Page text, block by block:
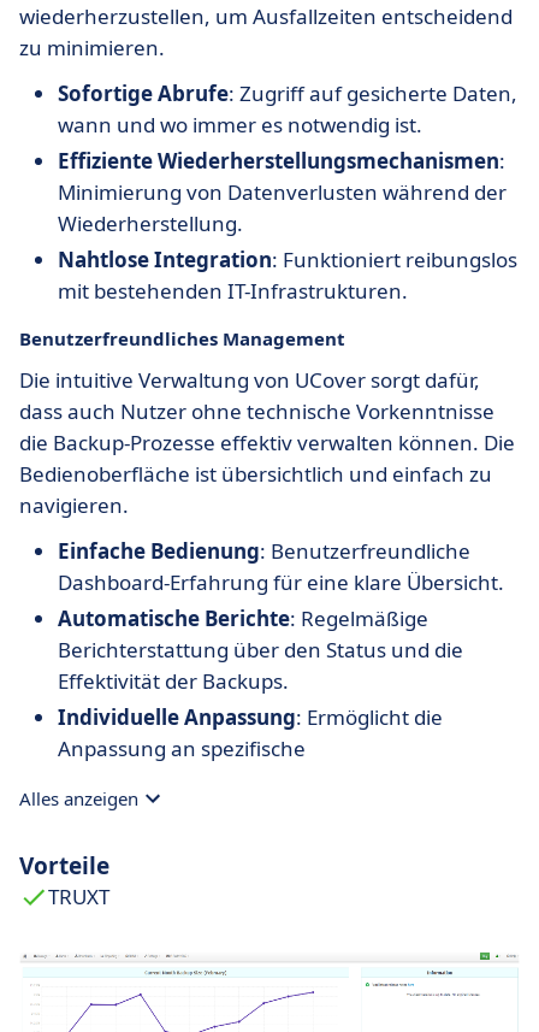
wiederherzustellen, um Ausfallzeiten entscheidend
zu minimieren.
Sofortige Abrufe: Zugriff auf gesicherte Daten,
wann und wo immer es notwendig ist.
Effiziente Wiederherstellungsmechanismen:
Minimierung von Datenverlusten während der
Wiederherstellung.
Nahtlose Integration: Funktioniert reibungslos
mit bestehenden IT-Infrastrukturen.
Benutzerfreundliches Management
Die intuitive Verwaltung von UCover sorgt dafür,
dass auch Nutzer ohne technische Vorkenntnisse
die Backup-Prozesse effektiv verwalten können. Die
Bedienoberfläche ist übersichtlich und einfach zu
navigieren.
Einfache Bedienung: Benutzerfreundliche
Dashboard-Erfahrung für eine klare Übersicht.
Automatische Berichte: Regelmäßige
Berichterstattung über den Status und die
Effektivität der Backups.
Individuelle Anpassung: Ermöglicht die
Anpassung an spezifische
Alles anzeigen
Vorteile
TRUXT